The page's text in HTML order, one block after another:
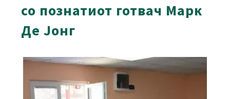
со познатиот готвач Марк
Де Јонг